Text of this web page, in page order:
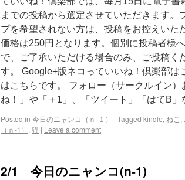
までの投稿から選定させていただきます
プを希望されない方は、投稿をお控えい
価格は250円となります。個別に投稿者様
で、ご了承いただける場合のみ、ご投稿く
す。 Google+版ネコっていいね！倶楽部
はこちらです。 フォロー（サークルイン
ね！」や「＋1」、「ツイート」「はてB
Posted in 今日のニャンコ（ｎ-１） | Tagged kindle, ねこ ,
（ｎ-1） , 猫 | Leave a comment
2/1 今日のニャンコ(n-1)